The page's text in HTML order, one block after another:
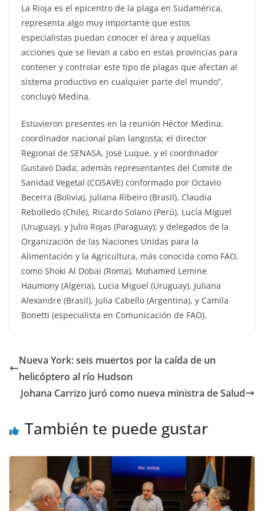
La Rioja es el epicentro de la plaga en Sudamérica,
representa algo muy importante que estos
especialistas puedan conocer el área y aquellas
acciones que se llevan a cabo en estas provincias para
contener y controlar este tipo de plagas que afectan al
sistema productivo en cualquier parte del mundo”,
concluyó Medina.
Estuvieron presentes en la reunión Héctor Medina,
coordinador nacional plan langosta; el director
Regional de SENASA, José Luque, y el coordinador
Gustavo Dada; además representantes del Comité de
Sanidad Vegetal (COSAVE) conformado por Octavio
Becerra (Bolivia), Juliana Ribeiro (Brasil), Claudia
Rebolledo (Chile), Ricardo Solano (Perú), Lucía Miguel
(Uruguay), y Julio Rojas (Paraguay); y delegados de la
Organización de las Naciones Unidas para la
Alimentación y la Agricultura, más conocida como FAO,
como Shoki Al Dobai (Roma), Mohamed Lemine
Haumony (Algeria), Lucia Miguel (Uruguay), Juliana
Alexandre (Brasil), Julia Cabello (Argentina), y Camila
Bonetti (especialista en Comunicación de FAO).
Nueva York: seis muertos por la caída de un
helicóptero al río Hudson
Johana Carrizo juró como nueva ministra de Salud
También te puede gustar